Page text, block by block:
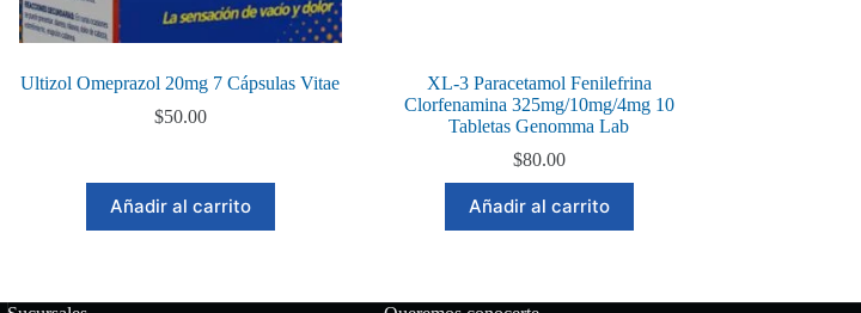
Ultizol Omeprazol 20mg 7 Cápsulas Vitae
$50.00
Añadir al carrito
XL-3 Paracetamol Fenilefrina
Clorfenamina 325mg/10mg/4mg 10
Tabletas Genomma Lab
$80.00
Añadir al carrito